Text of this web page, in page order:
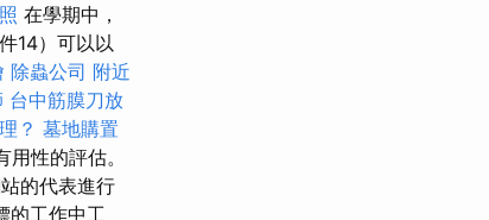
在學期中，
14）可以以
除蟲公司 附近
台中筋膜刀放
？ 墓地購置
性的評估。
的代表進行
的工作中工